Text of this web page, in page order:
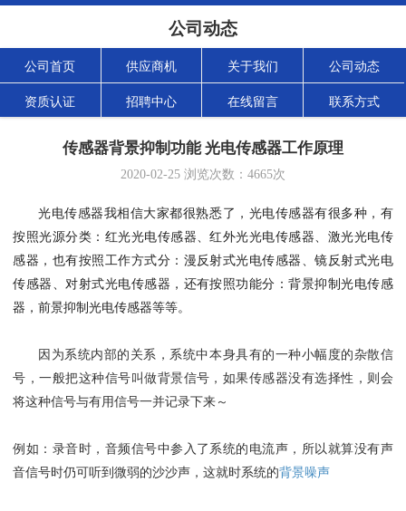
公司动态
公司首页 供应商机 关于我们 公司动态
资质认证 招聘中心 在线留言 联系方式
传感器背景抑制功能 光电传感器工作原理
2020-02-25 浏览次数： 4665次
光电传感器我相信大家都很熟悉了，光电传感器有很多种，有
按照光源分类：红光光电传感器、红外光光电传感器、激光光电传
感器，也有按照工作方式分：漫反射式光电传感器、镜反射式光电
传感器、对射式光电传感器，还有按照功能分：背景抑制光电传感
器，前景抑制光电传感器等等。
因为系统内部的关系，系统中本身具有的一种小幅度的杂散信
号，一般把这种信号叫做背景信号，如果传感器没有选择性，则会
将这种信号与有用信号一并记录下来～
例如：录音时，音频信号中参入了系统的电流声，所以就算没有声
音信号时仍可听到微弱的沙沙声，这就时系统的背景噪声